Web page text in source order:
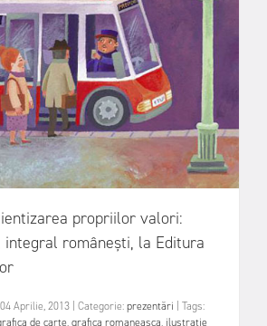
propriilor valori:
integral românești, la Editura
04 Aprilie, 2013 Categorie:prezentări
Tags:
de carte,grafica romaneasca, ilustratie